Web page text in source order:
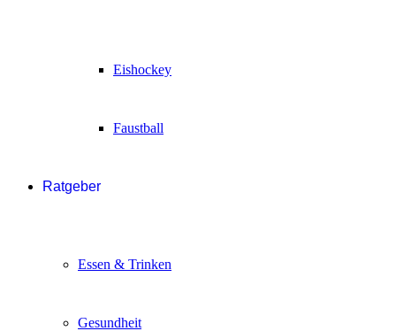
Eishockey
Faustball
Ratgeber
Essen & Trinken
Gesundheit